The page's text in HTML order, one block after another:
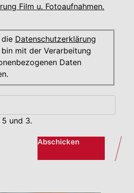
Film u. Fotoaufnahmen.
Datenschutzerklärung
mit der Verarbeitung
Daten
und 3.
Abschicken